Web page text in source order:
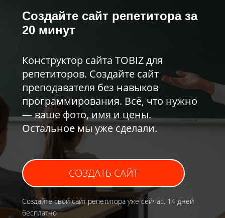
Создайте сайт репетитора за
20 минут
Конструктор сайта TOBIZ для
репетиторов. Создайте сайт
преподавателя без навыков
программирования. Всё, что нужно
— ваше фото, имя и цены.
Остальное мы уже сделали.
СОЗДАТЬ САЙТ
Создайте свой сайт репетитора уже сейчас. 14 дней
бесплатно